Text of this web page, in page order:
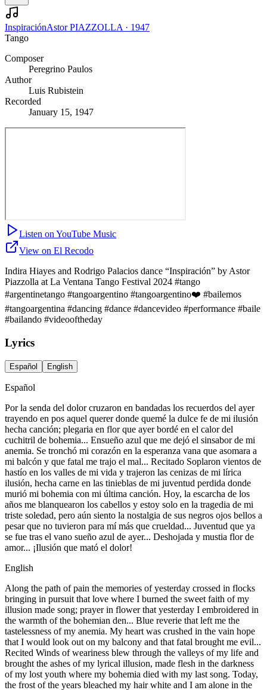
InspiraciónAstor PIAZZOLLA · 1947
Tango
Composer
Peregrino Paulos
Author
Luis Rubistein
Recorded
January 15, 1947
Listen on YouTube Music
View on El Recodo
Indira Hiayes and Rodrigo Palacios dance “Inspiración” by Astor
Piazzolla at La Ventana Tango Festival 2024 #tango
#argentinetango #tangoargentino #tangoargentino❤️ #bailemos
#tangoargentina #dancing #dance #dancevideo #performance #baile
#bailando #videooftheday
Lyrics
Español English
Español
Por la senda del dolor cruzaron en bandadas los recuerdos del ayer
trayendo en pos aquel querer donde quemé la dulce fe de mi ilusión
hecha canción; plegaria en flor que ayer bordé en el calor del
cuchitril de bohemia... Ensueño azul que me dejó el sinsabor de mi
anemia. Se tronchó mi corazón en la esperanza vana que asomara a
mi balcón y que fatal me trajo el mal... Recitado Soplaron vientos de
hastío en los valles de mi vida y trajeron las cenizas de mi lírica
ilusión, hecha carne en las tinieblas de mi juventud perdida donde
murió mi bohemia con mi última canción. Hoy, la escarcha de los
años me blanquearon los cabellos y estoy solo en la tragedia de mi
triste soledad, pero aún siento la nostalgia de sus negros ojos bellos a
pesar que no tuvieron para mí más que crueldad... Juventud que ya
se fue tras el vano sueño azul de ayer... Deshojada y mustia flor de
amor... ¡Ilusión que mató el dolor!
English
Along the path of pain the memories of yesterday crossed in flocks
bringing in pursuit that love where I burned the sweet faith of my
illusion made song; prayer in flower that yesterday I embroidered in
the warmth of the bohemian den... Blue reverie that left me the
tastelessness of my anemia. My heart was crushed in the vain hope
that I would look out on my balcony and that fatal brought me evil...
Recited Winds of weariness blew through the valleys of my life and
brought the ashes of my lyrical illusion, made flesh in the darkness
of my lost youth where my bohemia died with my last song. Today,
the frost of the years bleached my hair white and I am alone in the